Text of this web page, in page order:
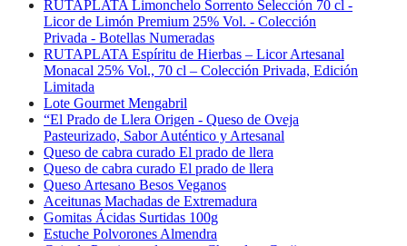
RUTAPLATA Limonchelo Sorrento Selección 70 cl -
Licor de Limón Premium 25% Vol. - Colección
Privada - Botellas Numeradas
RUTAPLATA Espíritu de Hierbas – Licor Artesanal
Monacal 25% Vol., 70 cl – Colección Privada, Edición
Limitada
Lote Gourmet Mengabril
“El Prado de Llera Origen - Queso de Oveja
Pasteurizado, Sabor Auténtico y Artesanal
Queso de cabra curado El prado de llera
Queso de cabra curado El prado de llera
Queso Artesano Besos Veganos
Aceitunas Machadas de Extremadura
Gomitas Ácidas Surtidas 100g
Estuche Polvorones Almendra